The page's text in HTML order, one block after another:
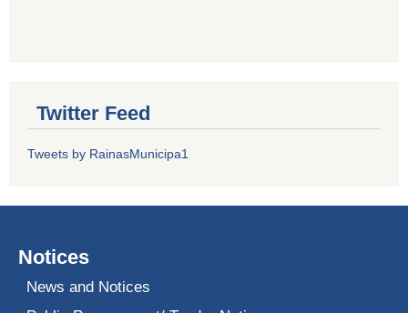
Twitter Feed
Tweets by RainasMunicipa1
Notices
News and Notices